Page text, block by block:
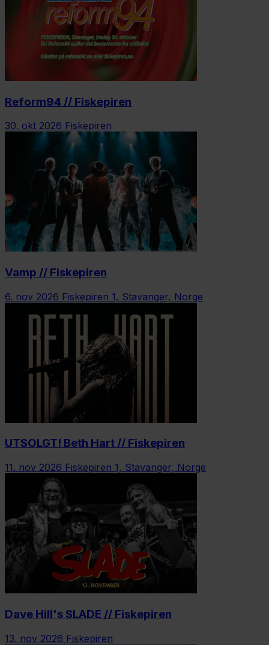
Reform94 // Fiskepiren
30. okt 2026 Fiskepiren
Vamp // Fiskepiren
6. nov 2026 Fiskepiren 1, Stavanger, Norge
UTSOLGT! Beth Hart // Fiskepiren
11. nov 2026 Fiskepiren 1, Stavanger, Norge
Dave Hill's SLADE // Fiskepiren
13. nov 2026 Fiskepiren